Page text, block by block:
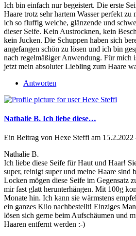
Ich bin einfach nur begeistert. Die erste
Haare trotz sehr hartem Wasser perfekt zu
ich so fluffig weiche, glänzende und
dieser Seife. Kein Austrocknen, kein
kein Jucken. Die Schuppen haben sich
angefangen schön zu lösen und ich bin
nach regelmäßiger Anwendung. Für mich
jetzt mein absoluter Liebling zum Haare
Antworten
Nathalie B. Ich liebe diese…
Ein Beitrag von Hexe Steffi am 15.2.2022
Nathalie B.
Ich liebe diese Seife für Haut und Haar!
super, reinigt super und meine Haare sind
Locken mögen diese Seife im Gegensatz
mir fast glatt herunterhängen. Mit 100g
Monate hin. Ich kann sie wärmstens
ein ganzes Kilo nachbestellt! Einziges
lösen sich gerne beim Aufschäumen und
Haaren entfernt werden :-)